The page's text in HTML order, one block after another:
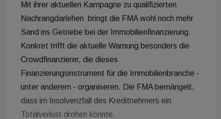
Mit ihrer aktuellen Kampagne zu qualifizierten
Nachrangdarlehen bringt die FMA wohl noch mehr
Sand ins Getriebe bei der Immobilienfinanzierung.
Konkret trifft die aktuelle Warnung besonders die
Crowdfinanzierer, die dieses
Finanzierungsinstrument für die Immobilienbranche -
unter anderem - organiseren. Die FMA bemängelt,
dass im Insolvenzfall des Kreditnehmers ein
Totalverlust drohen könnte.